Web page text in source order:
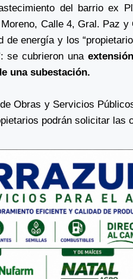
del barrio ex
Calle 4, Gral. Paz
de energía y los
se cubrieron una
una subestación.
Obras y Servicios
podrán solicitar las